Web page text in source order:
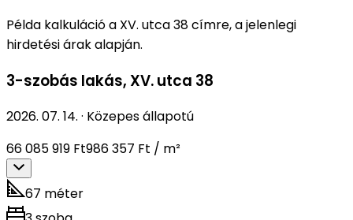
Példa kalkuláció a XV. utca 38 címre, a jelenlegi
hirdetési árak alapján.
3-szobás lakás, XV. utca 38
2026. 07. 14. · Közepes állapotú
66 085 919 Ft986 357 Ft / m²
67 méter